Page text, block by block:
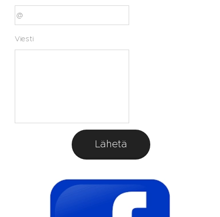
Viesti
Lähetä